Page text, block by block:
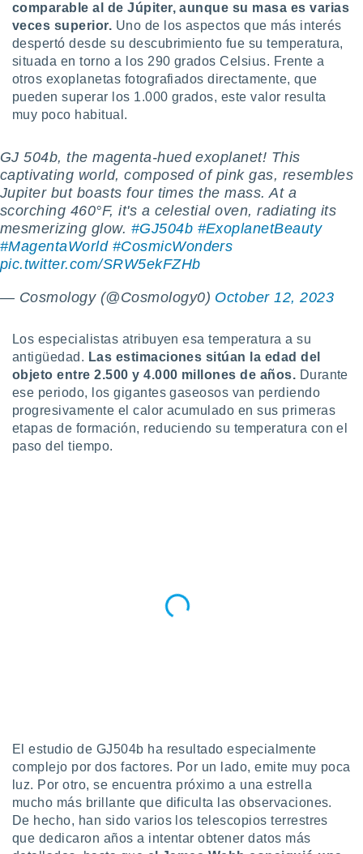
aunque
no
Puedes
acceder a
abono
únicos
similares
este sitio
IP
de
posible
traten tus
en
interés
a lo que
un
o acceder
datos
perfiles
comparable al de Júpiter, aunque su masa es varias
veces superior. Uno de los aspectos que más interés
despertó desde su descubrimiento fue su temperatura,
situada en torno a los 290 grados Celsius. Frente a
otros exoplanetas fotografiados directamente, que
pueden superar los 1.000 grados, este valor resulta
muy poco habitual.
GJ 504b, the magenta-hued exoplanet! This
captivating world, composed of pink gas, resembles
Jupiter but boasts four times the mass. At a
scorching 460°F, it's a celestial oven, radiating its
mesmerizing glow. #GJ504b #ExoplanetBeauty
#MagentaWorld #CosmicWonders
pic.twitter.com/SRW5ekFZHb
— Cosmology (@Cosmology0) October 12, 2023
Los especialistas atribuyen esa temperatura a su
antigüedad. Las estimaciones sitúan la edad del
objeto entre 2.500 y 4.000 millones de años. Durante
ese periodo, los gigantes gaseosos van perdiendo
progresivamente el calor acumulado en sus primeras
etapas de formación, reduciendo su temperatura con el
paso del tiempo.
El estudio de GJ504b ha resultado especialmente
complejo por dos factores. Por un lado, emite muy poca
luz. Por otro, se encuentra próximo a una estrella
mucho más brillante que dificulta las observaciones.
De hecho, han sido varios los telescopios terrestres
que dedicaron años a intentar obtener datos más